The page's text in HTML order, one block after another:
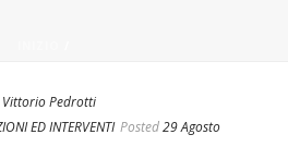
Pedrotti
ED INTERVENTI Posted29 Agosto